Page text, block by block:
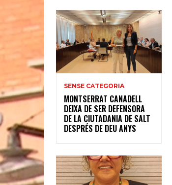
SENSE CATEGORIA
MONTSERRAT CANADELL
DEIXA DE SER DEFENSORA
DE LA CIUTADANIA DE SALT
DESPRÉS DE DEU ANYS